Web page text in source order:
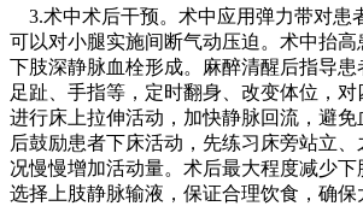
3.术中术后干预。术中应用弹力带对患
可以对小腿实施间断气动压迫。术中抬高
下肢深静脉血栓形成。麻醉清醒后指导患
足趾、手指等，定时翻身、改变体位，对
进行床上拉伸活动，加快静脉回流，避
后鼓励患者下床活动，先练习床旁站立
况慢慢增加活动量。术后最大程度减少
选择上肢静脉输液，保证合理饮食，确